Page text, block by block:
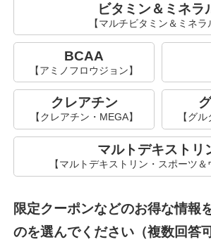
ビタミン＆ミネラ
BCAA
クレアチン
マルトデキストリ
限定クーポンなどのお得な情報
のを選んでください（複数回答可